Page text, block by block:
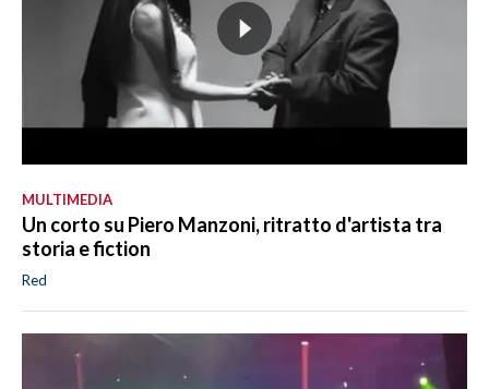
MULTIMEDIA
Un corto su Piero Manzoni, ritratto d'artista tra
storia e fiction
Red